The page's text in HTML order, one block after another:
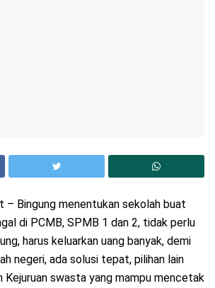
– Bingung menentukan sekolah buat
di PCMB, SPMB 1 dan 2, tidak perlu
harus keluarkan uang banyak, demi
negeri, ada solusi tepat, pilihan lain
Kejuruan swasta yang mampu mencetak